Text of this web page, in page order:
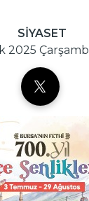
SİYASET
2025